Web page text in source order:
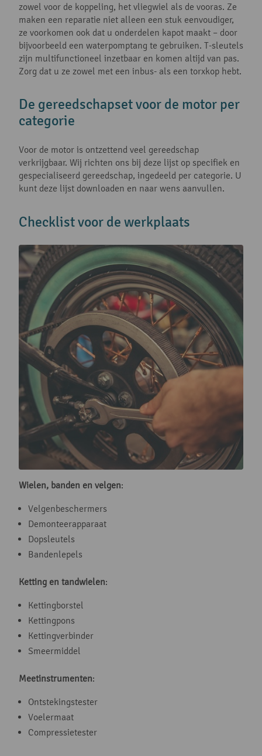
zowel voor de koppeling, het vliegwiel als de vooras. Ze
maken een reparatie niet alleen een stuk eenvoudiger,
ze voorkomen ook dat u onderdelen kapot maakt – door
bijvoorbeeld een waterpomptang te gebruiken. T-sleutels
zijn multifunctioneel inzetbaar en komen altijd van pas.
Zorg dat u ze zowel met een inbus- als een torxkop hebt.
De gereedschapset voor de motor per
categorie
Voor de motor is ontzettend veel gereedschap
verkrijgbaar. Wij richten ons bij deze lijst op specifiek en
gespecialiseerd gereedschap, ingedeeld per categorie. U
kunt deze lijst downloaden en naar wens aanvullen.
Checklist voor de werkplaats
Wielen, banden en velgen:
Velgenbeschermers
Demonteerapparaat
Dopsleutels
Bandenlepels
Ketting en tandwielen:
Kettingborstel
Kettingpons
Kettingverbinder
Smeermiddel
Meetinstrumenten:
Ontstekingstester
Voelermaat
Compressietester